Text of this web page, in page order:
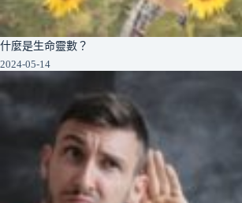
什麼是生命靈數？
2024-05-14